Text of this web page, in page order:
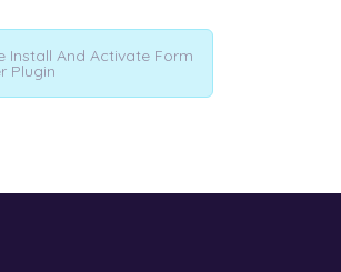
Install And Activate Form
Plugin